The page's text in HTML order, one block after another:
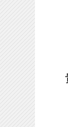
贵